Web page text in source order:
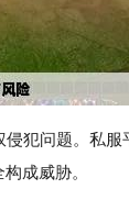
犯问题。私
成威胁。